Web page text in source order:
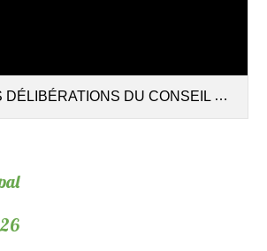
DU CONSEIL MUNICIPAL DU 21 MARS 2026.pdf